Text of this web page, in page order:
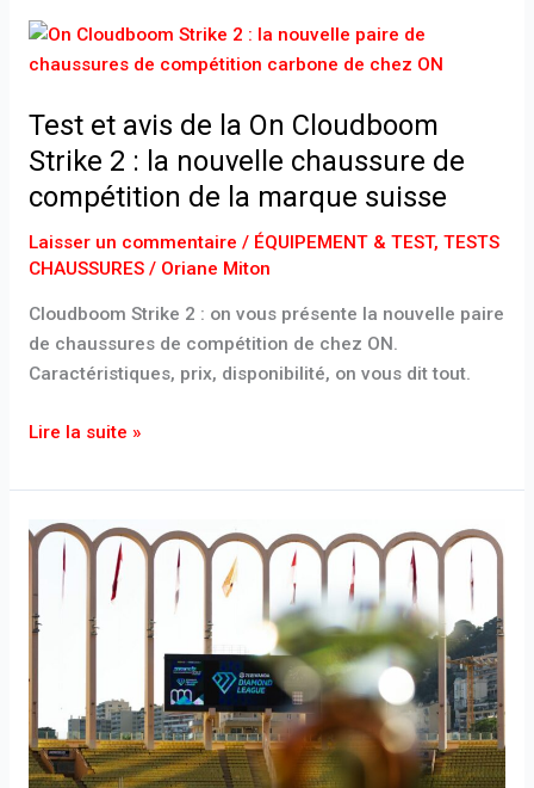
Test et avis de la On Cloudboom
Strike 2 : la nouvelle chaussure de
compétition de la marque suisse
Laisser un commentaire / ÉQUIPEMENT & TEST, TESTS
CHAUSSURES/ Oriane Miton
Cloudboom Strike 2 : on vous présente la nouvelle paire
de chaussures de compétition de chez ON.
Caractéristiques, prix, disponibilité, on vous dit tout.
Test
et
de
la
Cloudboom
Strike
2
la
nouvelle
de
marque
suisse
Lire la suite »
Diamond
League
de
Monaco
:
Startlist,
horaires
et